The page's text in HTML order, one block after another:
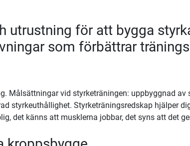
utrustning för att bygga
som förbättrar
Målsättningar vid styrketräningen: uppbyggnad
styrkeuthållighet. Styrketräningsredskap hjälper
det känns att musklerna jobbar, det syns att det